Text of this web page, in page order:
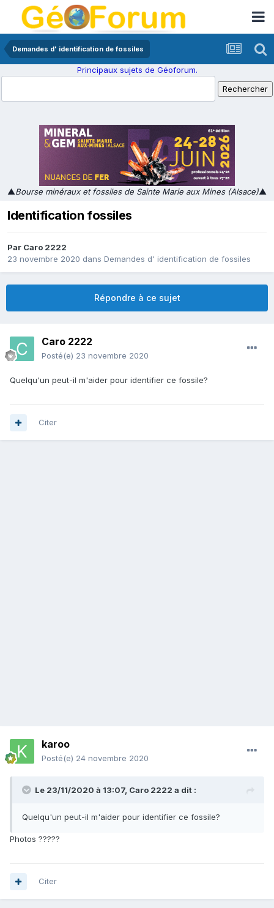
Demandes d' identification de fossiles
Principaux sujets de Géoforum.
▲Bourse minéraux et fossiles de Sainte Marie aux Mines (Alsace)▲
Identification fossiles
Par Caro 2222
23 novembre 2020 dans Demandes d' identification de fossiles
Répondre à ce sujet
Caro 2222
Posté(e) 23 novembre 2020
Quelqu'un peut-il m'aider pour identifier ce fossile?
Citer
karoo
Posté(e) 24 novembre 2020
Le 23/11/2020 à 13:07, Caro 2222 a dit :
Quelqu'un peut-il m'aider pour identifier ce fossile?
Photos ?????
Citer